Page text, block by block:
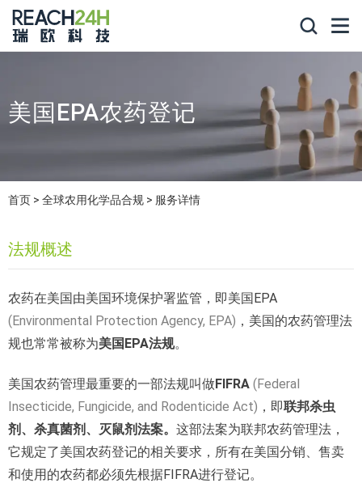
美国EPA农药登记
首页 全球农用化学品合规 服务详情
法规概述
农药在美国由美国环境保护署监管，即美国EPA
(Environmental Protection Agency, EPA) ，美国的农药管理法
规也常常被称为美国EPA法规。
美国农药管理最重要的一部法规叫做FIFRA (Federal
Insecticide, Fungicide, and Rodenticide Act) ，即联邦杀虫
剂、杀真菌剂、灭鼠剂法案。 这部法案为联邦农药管理法，
它规定了美国农药登记的相关要求，所有在美国分销、售卖
和使用的农药都必须先根据FIFRA进行登记。